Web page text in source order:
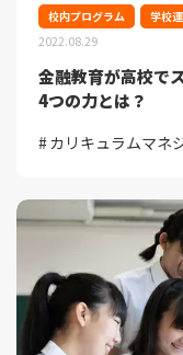
校内プログラム 学校
2022.08.29
金融教育が高校で
4つの力とは？
カリキュラムマネ